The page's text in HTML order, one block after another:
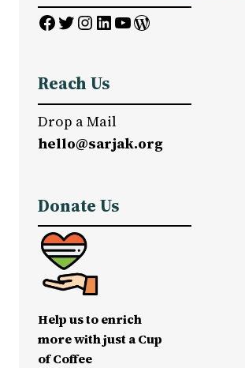
Facebook Twitter InstagramLinkedIn YouTube WordPress
Reach Us
Drop a Mail
hello@sarjak.org
Donate Us
Help us to enrich
more with just a Cup
of Coffee